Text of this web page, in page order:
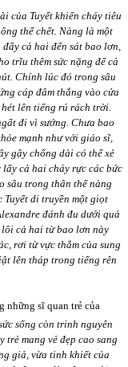
của Tuyết khiến cháy tiêu
thể chết. Nàng là một
cả hai đến sát bao lơn,
trĩu thêm sức nặng để cả
Chính lúc đó trong sâu
cáp đâm thẳng vào cửa
lên tiếng rú rách trời.
đi vì sướng. Chưa bao
mạnh như với giáo sĩ,
gậy chống dài có thể xẻ
cả hai cháy rực các bức
sâu trong thân thể nàng
Tuyết di truyền một giọt
đánh đu dưới quả
cả hai từ bao lơn này
rơi từ vực thẳm của sung
lên tháp trong tiếng rên
những sĩ quan trẻ của
sống còn trinh nguyên
mang vẻ đẹp cao sang
giả, vừa tinh khiết của